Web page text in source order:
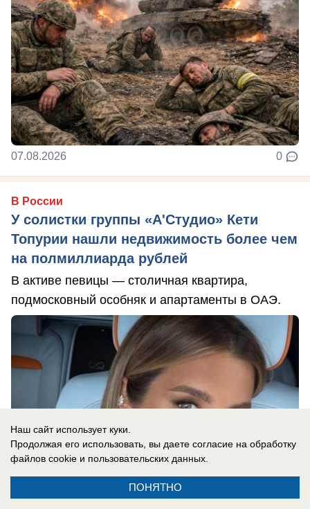
07.08.2026 0
В России
У солистки группы «А'Студио» Кети
Топурии нашли недвижимость более чем
на полмиллиарда рублей
В активе певицы — столичная квартира,
подмосковный особняк и апартаменты в ОАЭ.
Наш сайт использует куки.
Продолжая его использовать, вы даете согласие на обработку
файлов cookie и пользовательских данных.
ПОНЯТНО